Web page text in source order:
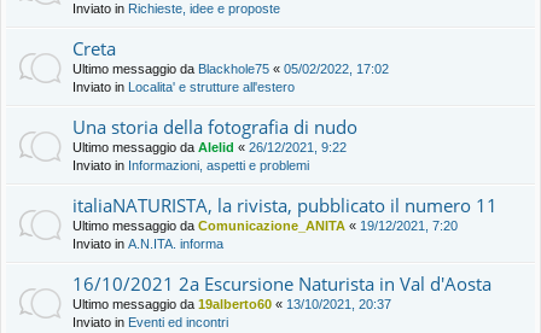
Inviato in Richieste, idee e proposte
Creta
Ultimo messaggio da Blackhole75 « 05/02/2022, 17:02
Inviato in Localita' e strutture all'estero
Una storia della fotografia di nudo
Ultimo messaggio da Alelid « 26/12/2021, 9:22
Inviato in Informazioni, aspetti e problemi
italiaNATURISTA, la rivista, pubblicato il numero 11
Ultimo messaggio da Comunicazione_ANITA « 19/12/2021, 7:20
Inviato in A.N.ITA. informa
16/10/2021 2a Escursione Naturista in Val d'Aosta
Ultimo messaggio da 19alberto60 « 13/10/2021, 20:37
Inviato in Eventi ed incontri